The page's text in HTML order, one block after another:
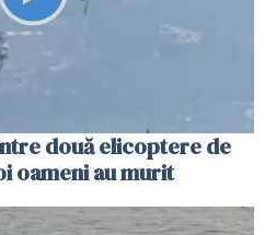
două elicoptere de
oameni au murit